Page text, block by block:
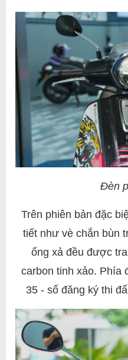
Đèn
Trên phiên bản đặc
tiết như vè chắn bùn
ống xả đều được
carbon tinh xảo. Phía
35 - số đăng ký thi